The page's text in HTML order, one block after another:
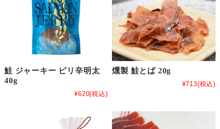
鮭 ジャーキー ピリ辛明太
40g
¥620(税込)
燻製 鮭とば 20g
¥713(税込)